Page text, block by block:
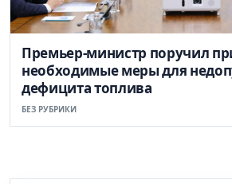
Премьер-министр поручил
необходимые меры для
дефицита топлива
БЕЗ РУБРИКИ